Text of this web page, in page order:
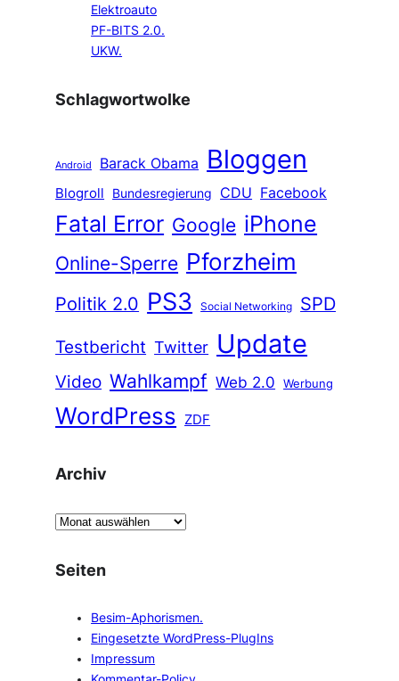
Elektroauto
PF-BITS 2.0.
UKW.
Schlagwortwolke
Android Barack Obama Bloggen
Blogroll Bundesregierung CDU Facebook
Fatal Error Google iPhone
Online-Sperre Pforzheim
Politik 2.0 PS3 Social Networking
SPD
Testbericht Twitter Update
Video Wahlkampf Web 2.0 Werbung
WordPress ZDF
Archiv
A
c
Seiten
Besim-Aphorismen.
Eingesetzte WordPress-PlugIns
Impressum